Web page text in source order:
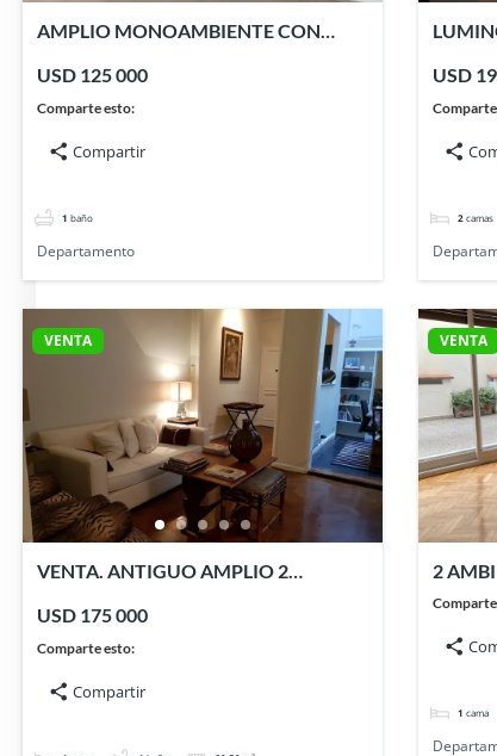
AMPLIO MONOAMBIENTE CON
USD 125 000
Comparte esto:
Compartir
1 baño
Departamento
USD
2 camas
VENTA
VENTA. ANTIGUO AMPLIO 2
USD 175 000
Comparte esto:
Compartir
VENTA
2
1 cama